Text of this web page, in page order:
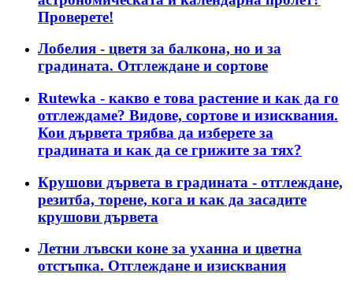
Проверете!
Лобелия - цветя за балкона, но и за
градината. Отглеждане и сортове
Rutewka - какво е това растение и как да го
отглеждаме? Видове, сортове и изисквания.
Кои дървета трябва да изберете за
градината и как да се грижите за тях?
Крушови дървета в градината - отглеждане,
резитба, торене, кога и как да засадите
крушови дървета
Летни лъвски коне за уханна и цветна
отстъпка. Отглеждане и изисквания